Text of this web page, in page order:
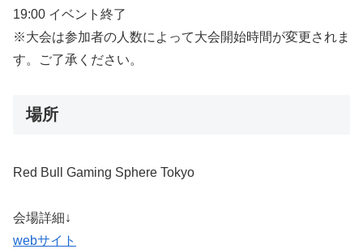
19:00 イベント終了
※大会は参加者の人数によって大会開始時間が変更されま
す。ご了承ください。
場所
Red Bull Gaming Sphere Tokyo
会場詳細↓
webサイト